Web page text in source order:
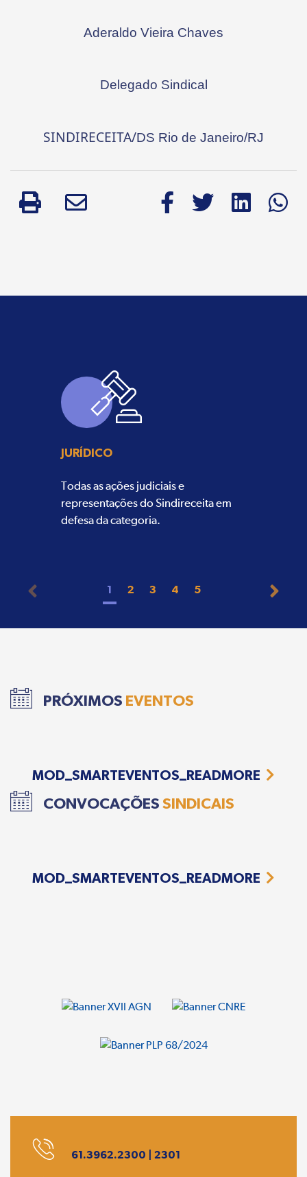
Aderaldo Vieira Chaves
Delegado Sindical
SINDIRECEITA/DS Rio de Janeiro/RJ
JURÍDICO
Todas as ações judiciais e
representações do Sindireceita em
defesa da categoria.
1 2 3 4 5
PRÓXIMOS EVENTOS
MOD_SMARTEVENTOS_READMORE
CONVOCAÇÕESSINDICAIS
MOD_SMARTEVENTOS_READMORE
61.3962.2300 | 2301